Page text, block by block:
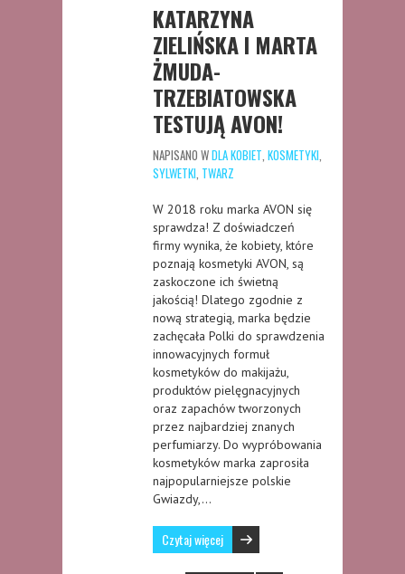
KATARZYNA
ZIELIŃSKA I MARTA
ŻMUDA-
TRZEBIATOWSKA
TESTUJĄ AVON!
NAPISANO WDLA KOBIET KOSMETYKI
SYLWETKI TWARZ
W 2018 roku marka AVON się
sprawdza! Z doświadczeń
firmy wynika, że kobiety, które
poznają kosmetyki AVON, są
zaskoczone ich świetną
jakością! Dlatego zgodnie z
nową strategią, marka będzie
zachęcała Polki do sprawdzenia
innowacyjnych formuł
kosmetyków do makijażu,
produktów pielęgnacyjnych
oraz zapachów tworzonych
przez najbardziej znanych
perfumiarzy. Do wypróbowania
kosmetyków marka zaprosiła
najpopularniejsze polskie
Gwiazdy,…
Czytaj więcej